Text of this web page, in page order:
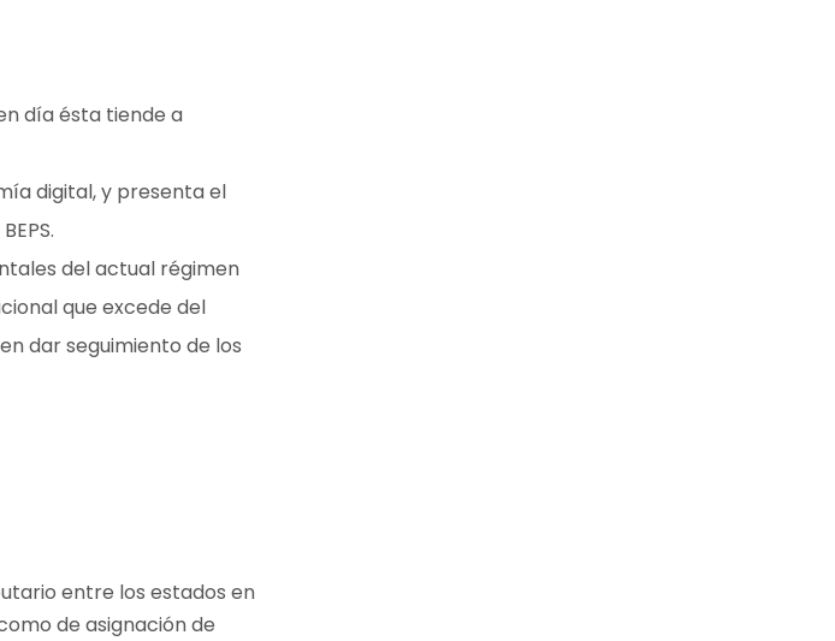
día ésta tiende a
digital, y presenta el
del actual régimen
que excede del
dar seguimiento de los
entre los estados en
de asignación de